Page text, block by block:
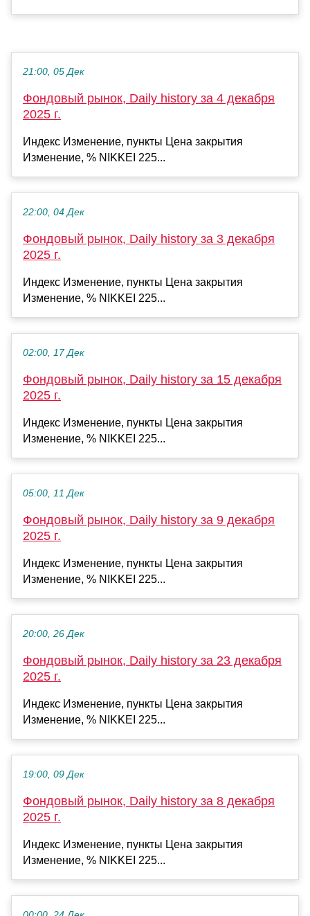
21:00, 05 Дек
Фондовый рынок, Daily history за 4 декабря
2025 г.
Индекс Изменение, пункты Цена закрытия
Изменение, % NIKKEI 225...
22:00, 04 Дек
Фондовый рынок, Daily history за 3 декабря
2025 г.
Индекс Изменение, пункты Цена закрытия
Изменение, % NIKKEI 225...
02:00, 17 Дек
Фондовый рынок, Daily history за 15 декабря
2025 г.
Индекс Изменение, пункты Цена закрытия
Изменение, % NIKKEI 225...
05:00, 11 Дек
Фондовый рынок, Daily history за 9 декабря
2025 г.
Индекс Изменение, пункты Цена закрытия
Изменение, % NIKKEI 225...
20:00, 26 Дек
Фондовый рынок, Daily history за 23 декабря
2025 г.
Индекс Изменение, пункты Цена закрытия
Изменение, % NIKKEI 225...
19:00, 09 Дек
Фондовый рынок, Daily history за 8 декабря
2025 г.
Индекс Изменение, пункты Цена закрытия
Изменение, % NIKKEI 225...